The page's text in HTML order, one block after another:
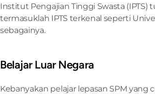
Institut Pengajian Tinggi Swasta
termasuklah IPTS terkenal seperti
sebagainya.
Belajar Luar Negara
Kebanyakan pelajar lepasan SPM